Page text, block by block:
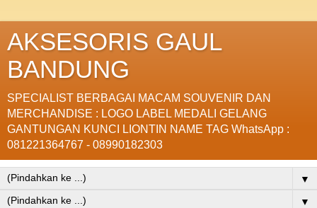
AKSESORIS GAUL
BANDUNG
SPECIALIST BERBAGAI MACAM SOUVENIR DAN
MERCHANDISE : LOGO LABEL MEDALI GELANG
GANTUNGAN KUNCI LIONTIN NAME TAG WhatsApp :
081221364767 - 08990182303
▼
▼